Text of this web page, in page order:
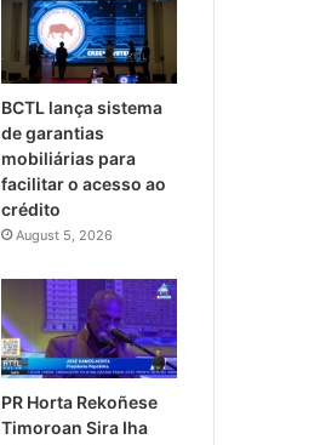
BCTL lança sistema
de garantias
mobiliárias para
facilitar o acesso ao
crédito
August 5, 2026
PR Horta Rekoñese
Timoroan Sira Iha